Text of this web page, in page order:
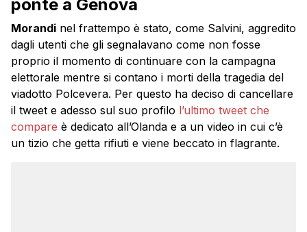
ponte a Genova
Morandi nel frattempo è stato, come Salvini, aggredito
dagli utenti che gli segnalavano come non fosse
proprio il momento di continuare con la campagna
elettorale mentre si contano i morti della tragedia del
viadotto Polcevera. Per questo ha deciso di cancellare
il tweet e adesso sul suo profilo l’ultimo tweet che
compare è dedicato all’Olanda e a un video in cui c’è
un tizio che getta rifiuti e viene beccato in flagrante.